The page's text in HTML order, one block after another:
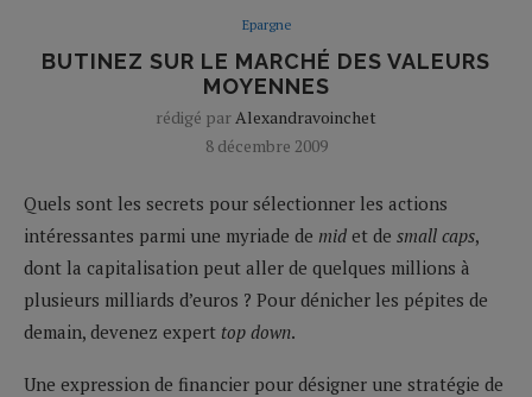
Epargne
BUTINEZ SUR LE MARCHÉ DES VALEURS
MOYENNES
rédigé parAlexandravoinchet
8 décembre 2009
Quels sont les secrets pour sélectionner les actions
intéressantes parmi une myriade de mid et de small caps,
dont la capitalisation peut aller de quelques millions à
plusieurs milliards d’euros ? Pour dénicher les pépites de
demain, devenez expert top down.
Une expression de financier pour désigner une stratégie de